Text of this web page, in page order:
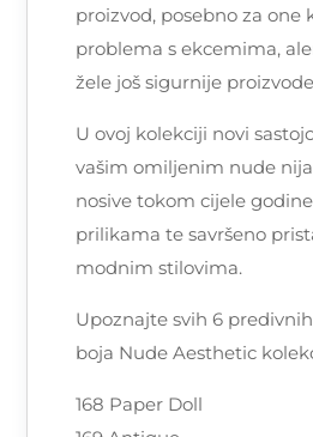
proizvod, posebno za one
problema s ekcemima,
žele još sigurnije
U ovoj kolekciji novi
vašim omiljenim nude
nosive tokom cijele
prilikama te savršeno
modnim stilovima.
Upoznajte svih 6
boja Nude Aesthetic
168 Paper Doll